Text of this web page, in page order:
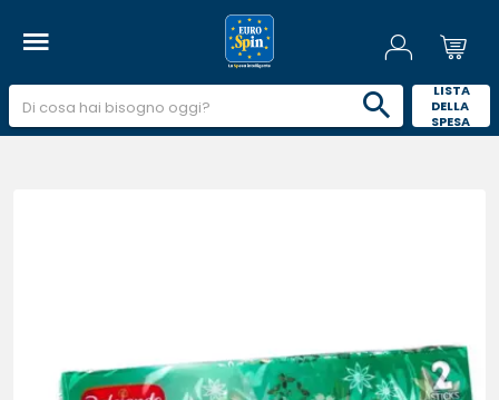
LISTA
DELLA
SPESA